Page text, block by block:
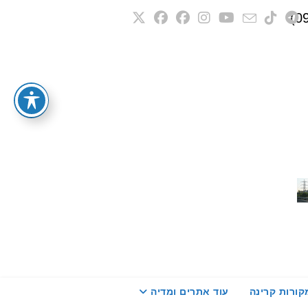
קרינה עוד אתרים ומדיה